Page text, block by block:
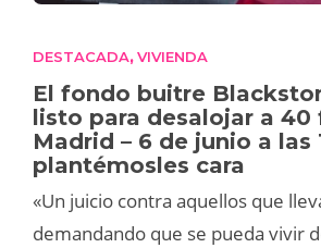
DESTACADA, VIVIENDA
El fondo buitre
listo para desalojar a
Madrid – 6 de junio a las
plantémosles cara
«Un juicio contra aquellos que
demandando que se pueda vivir